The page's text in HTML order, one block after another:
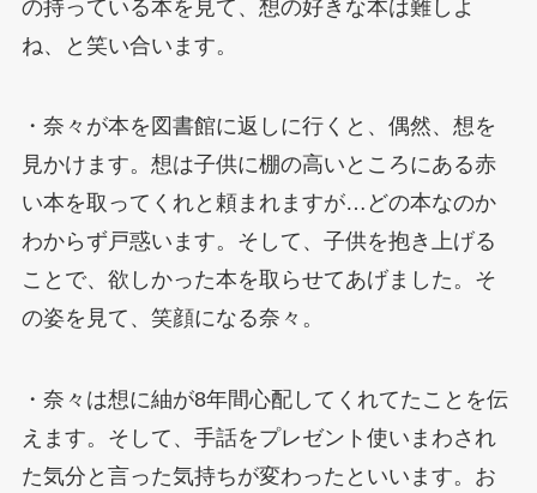
の持っている本を見て、想の好きな本は難しよ
ね、と笑い合います。
・奈々が本を図書館に返しに行くと、偶然、想を
見かけます。想は子供に棚の高いところにある赤
い本を取ってくれと頼まれますが…どの本なのか
わからず戸惑います。そして、子供を抱き上げる
ことで、欲しかった本を取らせてあげました。そ
の姿を見て、笑顔になる奈々。
・奈々は想に紬が8年間心配してくれてたことを伝
えます。そして、手話をプレゼント使いまわされ
た気分と言った気持ちが変わったといいます。お